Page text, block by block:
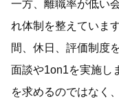
一方、離職率が低い
れ体制を整えていま
間、休日、評価制度
面談や1on1を実施し
を求めるのではなく